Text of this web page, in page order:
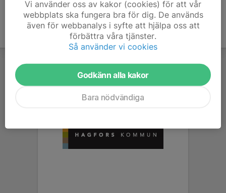
Vi använder oss av kakor (cookies) för att vår
webbplats ska fungera bra för dig. De används
även för webbanalys i syfte att hjälpa oss att
förbättra våra tjänster.
Så använder vi cookies
Godkänn alla kakor
Bara nödvändiga